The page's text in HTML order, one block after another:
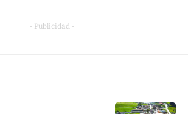
- Publicidad -